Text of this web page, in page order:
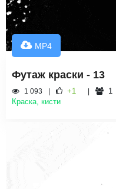
MP4
Футаж краски - 13
1 093 +1
1
Краска, кисти